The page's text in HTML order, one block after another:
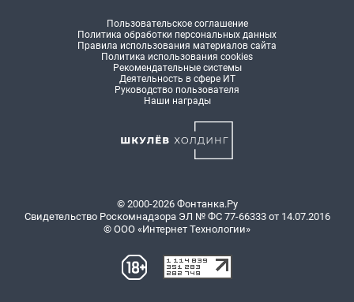
Пользовательское соглашение
Политика обработки персональных данных
Правила использования материалов сайта
Политика использования cookies
Рекомендательные системы
Деятельность в сфере ИТ
Руководство пользователя
Наши награды
© 2000-2026 Фонтанка.Ру
Свидетельство Роскомнадзора ЭЛ № ФС 77-66333 от 14.07.2016
© ООО «Интернет Технологии»